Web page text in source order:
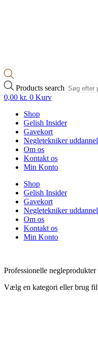
Products search
0,00 kr. 0 Kurv
Shop
Gelish Insider
Gavekort
Negletekniker
Om os
Kontakt os
Min Konto
Shop
Gelish Insider
Gavekort
Negletekniker
Om os
Kontakt os
Min Konto
Professionelle
Vælg en kategori eller brug